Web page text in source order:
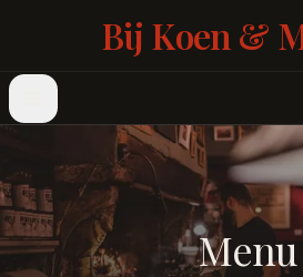
Bij Koen &
Menu